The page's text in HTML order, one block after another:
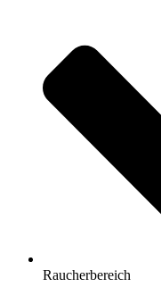
Raucherbereich